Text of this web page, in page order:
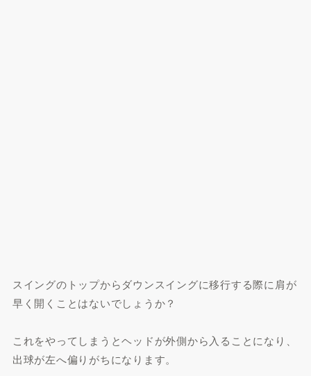
スイングのトップからダウンスイングに移行する際に肩が
早く開くことはないでしょうか？
これをやってしまうとヘッドが外側から入ることになり、
出球が左へ偏りがちになります。